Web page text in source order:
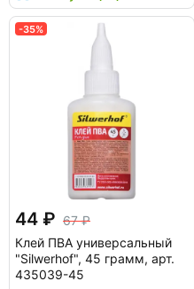
-35%
44
67
Клей ПВА универсальный
"Silwerhof", 45 грамм, арт.
435039-45